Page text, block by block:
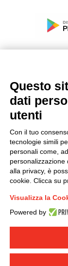
© 2019 - DKC
Modello
Condizioni
Questo
dati
utenti
Con il tuo
tecnologie simili
personali come,
personalizzazione
alla privacy, è
cookie. Clicca su
Visualizza la
Powered by